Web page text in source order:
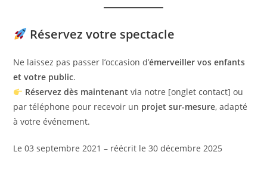
Réservez votre spectacle
Ne laissez pas passer l’occasion d’émerveiller vos enfants
et votre public.
Réservez dès maintenant via notre [onglet contact] ou
par téléphone pour recevoir un projet sur-mesure, adapté
à votre événement.
Le 03 septembre 2021 – réécrit le 30 décembre 2025